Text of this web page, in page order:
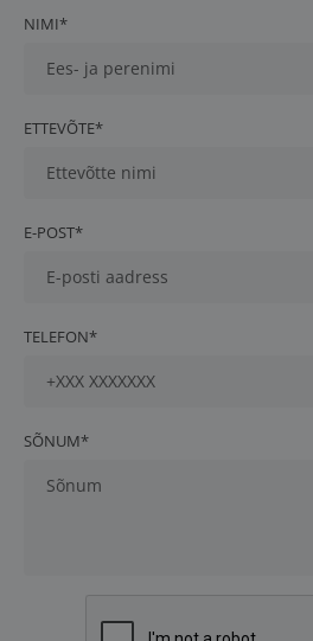
NIMI*
ETTEVÕTE*
E-POST*
TELEFON*
SÕNUM*